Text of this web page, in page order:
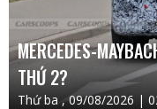
MERCEDES-
THỨ 2?
Thứ ba , 09/08/2026 |